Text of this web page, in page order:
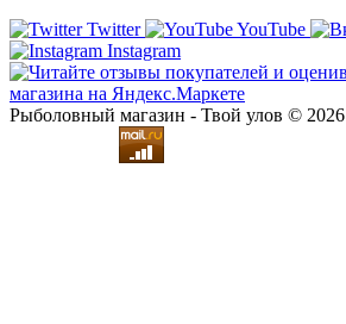
Twitter
YouTube
Instagram
Рыболовный магазин - Твой улов © 2026